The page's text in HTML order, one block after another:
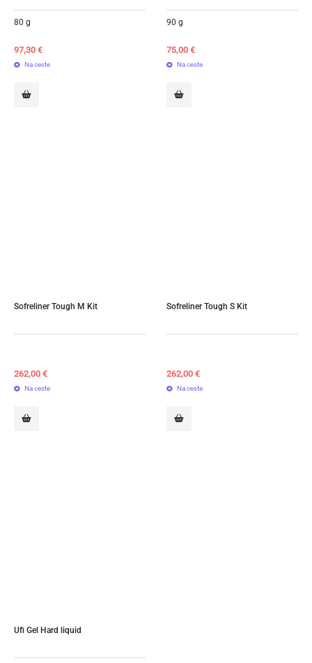
80 g
97,30 €
Na ceste
90 g
75,00 €
Na ceste
Sofreliner Tough M Kit
262,00 €
Na ceste
Sofreliner Tough S Kit
262,00 €
Na ceste
Ufi Gel Hard liquid